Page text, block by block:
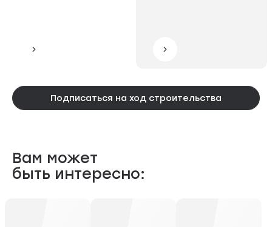
Подписаться на ход строительства
Вам может
быть интересно: